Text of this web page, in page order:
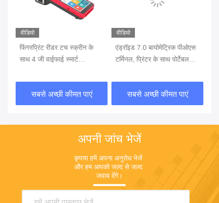
वीडियो
फिंगरप्रिंट रीडर टच स्क्रीन के
साथ 4 जी वाईफाई स्मार्ट
सबसे अच्छी कीमत पाएं
वीडियो
एंड्रॉइड 7.0 बायोमेट्रिक पीओएस
टर्मिनल, प्रिंटर के साथ पोर्टेबल
सबसे अच्छी कीमत पाएं
अपनी जांच भेजें
कृपया हमें अपना अनुरोध भेजें
और हम आपको जल्द से जल्द
जवाब देंगे।